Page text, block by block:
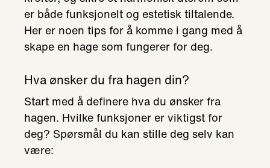
er både funksjonelt og estetisk tiltalende.
Her er noen tips for å komme i gang med å
skape en hage som fungerer for deg.
Hva ønsker du fra hagen din?
Start med å definere hva du ønsker fra
hagen. Hvilke funksjoner er viktigst for
deg? Spørsmål du kan stille deg selv kan
være: